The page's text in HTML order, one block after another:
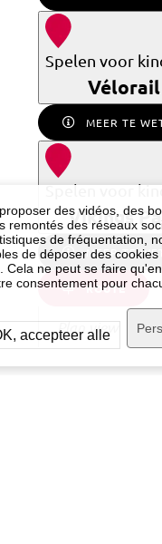
des vidéos, des
remontés des réseaux
de fréquentation,
de déposer des
Cela ne peut se faire
consentement pour
accepteer alle
Spelen voor
Vélorail
MEER TE
Spelen voor
Vikings
MEER TE
ROUTE